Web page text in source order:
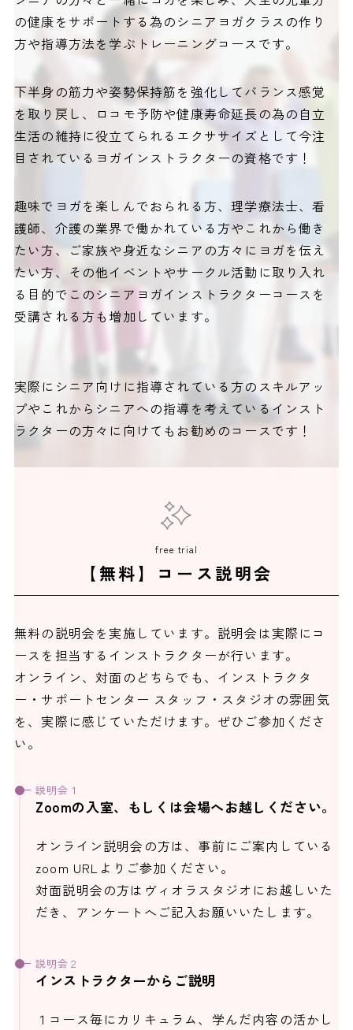
の健康をサポートする為のシニアヨガクラスの作り
方や指導方法を学ぶトレーニングコースです。
下半身の筋力や姿勢保持筋を強化してバランス感覚
を取り戻し、ロコモ予防や健康寿命延長の為の自立
生活の維持に役立てられるエクササイズとして今注
目されているヨガインストラクターの資格です！
趣味でヨガを楽しんでおられる方、理学療法士、看
護師、介護の業界で働かれている方やこれから働き
たい方、ご家族や身近なシニアの方々にヨガを伝え
たい方、その他イベントやサークル活動に取り入れ
る目的でこのシニアヨガインストラクターコースを
受講される方も増加しています。
実際にシニア向けに指導されている方のスキルアッ
プやこれからシニアへの指導を考えているインスト
ラクターの方々に向けてもお勧めのコースです！
free trial
【無料】コース説明会
無料の説明会を実施しています。説明会は実際にコ
ースを担当するインストラクターが行います。
オンライン、対面のどちらでも、インストラクタ
ー・サポートセンター スタッフ・スタジオの雰囲気
を、実際に感じていただけます。ぜひご参加くださ
い。
説明会１
Zoomの入室、もしくは会場へお越しください。
オンライン説明会の方は、事前にご案内している
zoom URLよりご参加ください。
対面説明会の方はヴィオラスタジオにお越しいた
だき、アンケートへご記入お願いいたします。
説明会２
インストラクターからご説明
１コース毎にカリキュラム、学んだ内容の活かし